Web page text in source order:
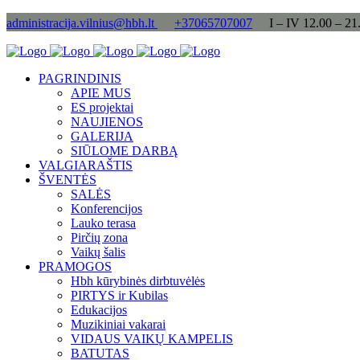
administracija.vilnius@hbh.lt +37065707007 I – IV 12.00 –
PAGRINDINIS
APIE MUS
ES projektai
NAUJIENOS
GALERIJA
SIŪLOME DARBĄ
VALGIARAŠTIS
ŠVENTĖS
SALĖS
Konferencijos
Lauko terasa
Pirčių zona
Vaikų šalis
PRAMOGOS
Hbh kūrybinės dirbtuvėlės
PIRTYS ir Kubilas
Edukacijos
Muzikiniai vakarai
VIDAUS VAIKŲ KAMPELIS
BATUTAS